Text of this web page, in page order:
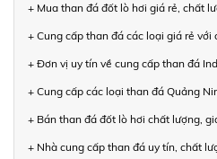
+ Mua than đá đốt lò hơi giá rẻ, chất
+ Cung cấp than đá các loại giá rẻ
+ Đơn vị uy tín về cung cấp than đá
+ Cung cấp các loại than đá Quảng
+ Bán than đá đốt lò hơi chất lượng,
+ Nhà cung cấp than đá uy tín, chất